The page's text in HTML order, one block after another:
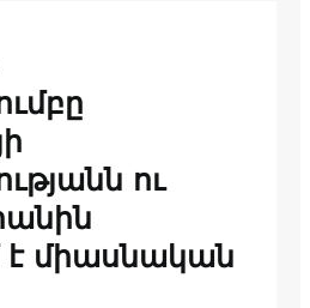
ու
է միասնական